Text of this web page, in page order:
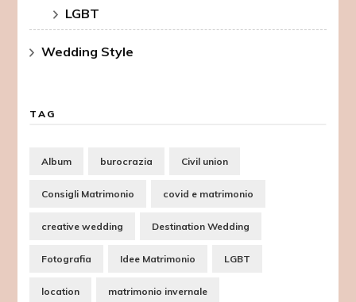
LGBT
Wedding Style
TAG
Album burocrazia Civil union
Consigli Matrimonio covid e matrimonio
creative wedding Destination Wedding
Fotografia Idee Matrimonio LGBT
location matrimonio invernale